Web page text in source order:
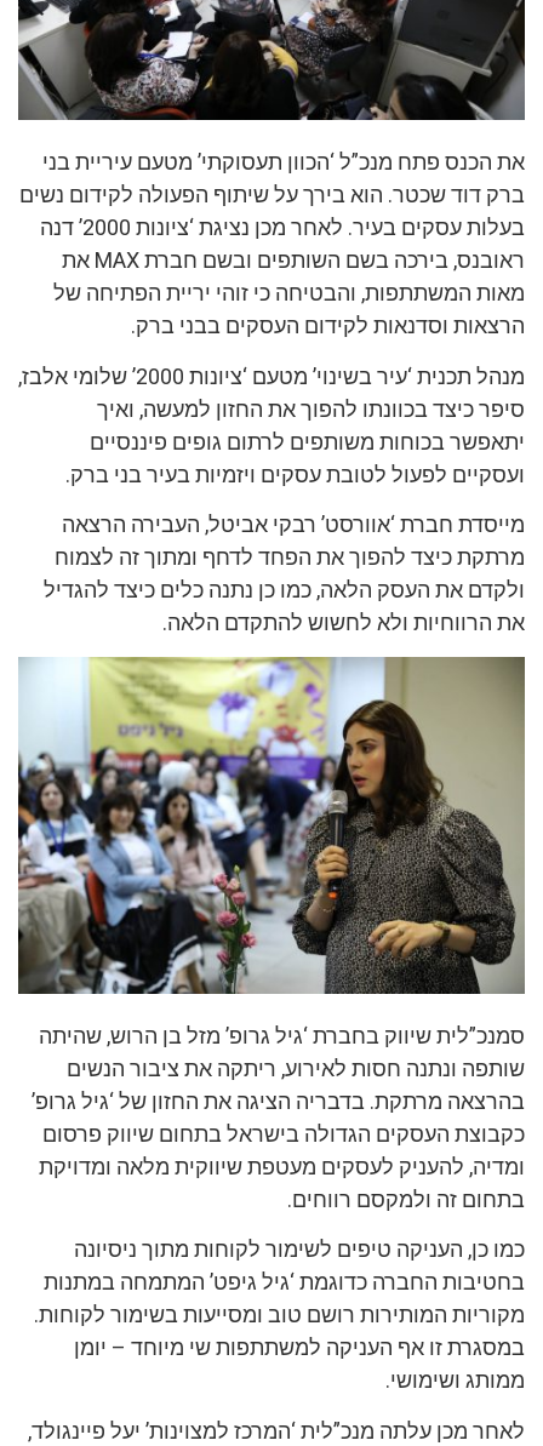
את הכנס פתח מנכ”ל ‘הכוון תעסוקתי’ מטעם עיריית בני
ברק דוד שכטר. הוא בירך על שיתוף הפעולה לקידום נשים
בעלות עסקים בעיר. לאחר מכן נציגת ‘ציונות 2000’ דנה
ראובנס, בירכה בשם השותפים ובשם חברת MAX את
מאות המשתתפות, והבטיחה כי זוהי יריית הפתיחה של
הרצאות וסדנאות לקידום העסקים בבני ברק.
מנהל תכנית ‘עיר בשינוי’ מטעם ‘ציונות 2000’ שלומי אלבז,
סיפר כיצד בכוונתו להפוך את החזון למעשה, ואיך
יתאפשר בכוחות משותפים לרתום גופים פיננסיים
ועסקיים לפעול לטובת עסקים ויזמיות בעיר בני ברק.
מייסדת חברת ‘אוורסט’ רבקי אביטל, העבירה הרצאה
מרתקת כיצד להפוך את הפחד לדחף ומתוך זה לצמוח
ולקדם את העסק הלאה, כמו כן נתנה כלים כיצד להגדיל
את הרווחיות ולא לחשוש להתקדם הלאה.
סמנכ”לית שיווק בחברת ‘גיל גרופ’ מזל בן הרוש, שהיתה
שותפה ונתנה חסות לאירוע, ריתקה את ציבור הנשים
בהרצאה מרתקת. בדבריה הציגה את החזון של ‘גיל גרופ’
כקבוצת העסקים הגדולה בישראל בתחום שיווק פרסום
ומדיה, להעניק לעסקים מעטפת שיווקית מלאה ומדויקת
בתחום זה ולמקסם רווחים.
כמו כן, העניקה טיפים לשימור לקוחות מתוך ניסיונה
בחטיבות החברה כדוגמת ‘גיל גיפט’ המתמחה במתנות
מקוריות המותירות רושם טוב ומסייעות בשימור לקוחות.
במסגרת זו אף העניקה למשתתפות שי מיוחד – יומן
ממותג ושימושי.
לאחר מכן עלתה מנכ”לית ‘המרכז למצוינות’ יעל פיינגולד,